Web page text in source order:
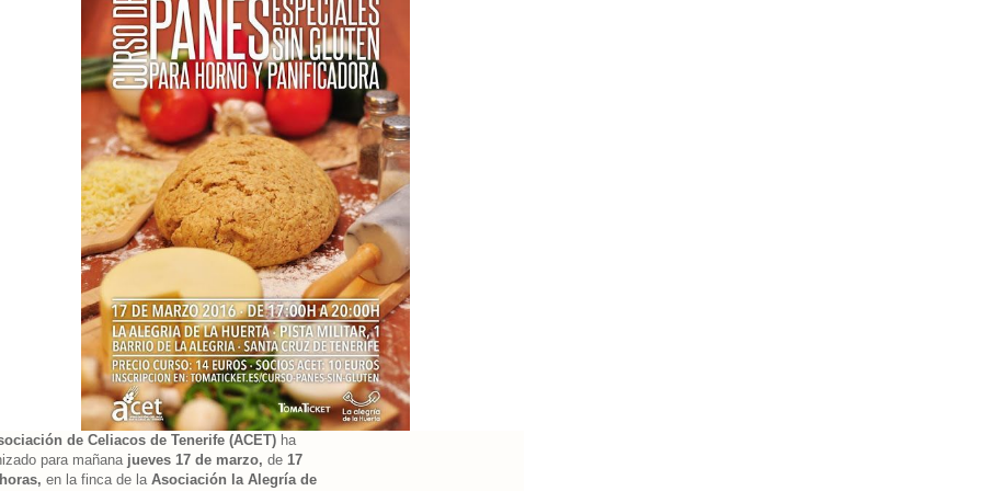
de Celiacos de Tenerife (ACET)ha
para mañana jueves 17 de marzo, de17
en la finca de la Asociación la Alegría de